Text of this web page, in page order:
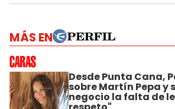
MÁS EN
Desde Punta Cana,
sobre Martín Pepa y
negocio la falta de